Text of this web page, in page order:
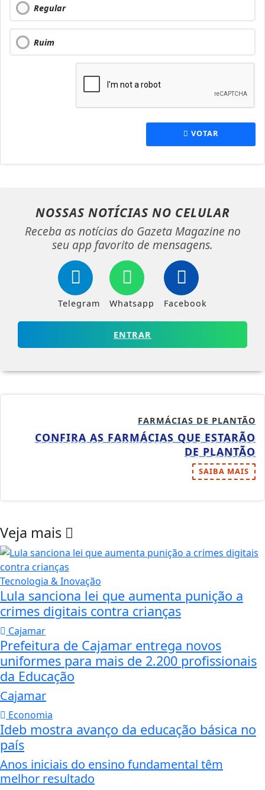
Regular
Ruim
VOTAR
NOSSAS NOTÍCIAS NO CELULAR
Receba as notícias do Gazeta Magazine no
seu app favorito de mensagens.
Telegram Whatsapp Facebook
ENTRAR
FARMÁCIAS DE PLANTÃO
CONFIRA AS FARMÁCIAS QUE ESTARÃO
DE PLANTÃO
SAIBA MAIS
Veja mais
Tecnologia & Inovação
Lula sanciona lei que aumenta punição a
crimes digitais contra crianças
Cajamar
Prefeitura de Cajamar entrega novos
uniformes para mais de 2.200 profissionais
da Educação
Cajamar
Economia
Ideb mostra avanço da educação básica no
país
Anos iniciais do ensino fundamental têm
melhor resultado